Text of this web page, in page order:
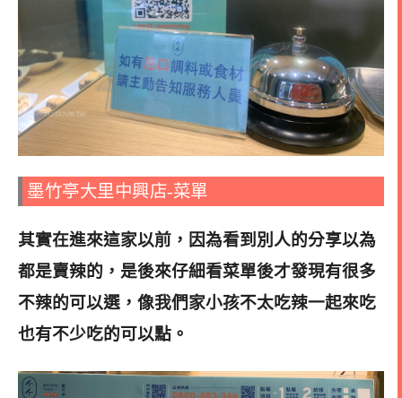
墨竹亭大里中興店-菜單
其實在進來這家以前，因為看到別人的分享以為
都是賣辣的，是後來仔細看菜單後才發現有很多
不辣的可以選，像我們家小孩不太吃辣一起來吃
也有不少吃的可以點 。